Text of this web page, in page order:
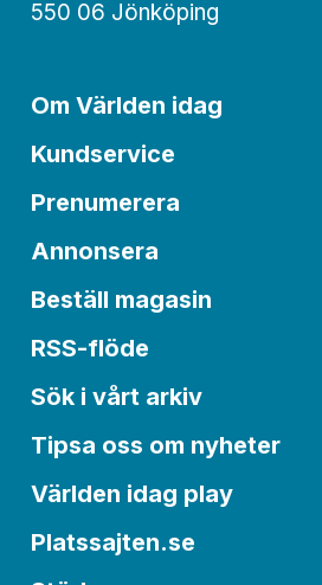
550 06 Jönköping
Om Världen idag
Kundservice
Prenumerera
Annonsera
Beställ magasin
RSS-flöde
Sök i vårt arkiv
Tipsa oss om nyheter
Världen idag play
Platssajten.se